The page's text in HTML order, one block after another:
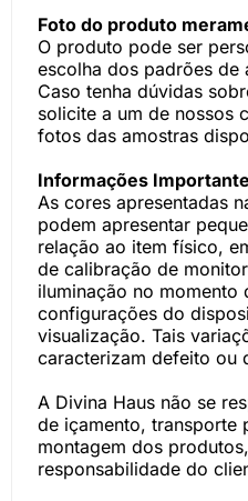
Foto do produto
O produto pode ser
escolha dos padrões de
Caso tenha dúvidas
solicite a um de nossos
fotos das amostras
Informações
As cores apresentadas
podem apresentar
relação ao item físico,
de calibração de
iluminação no momento
configurações do
visualização. Tais
caracterizam defeito ou
A Divina Haus não se
de içamento, transporte
montagem dos
responsabilidade do